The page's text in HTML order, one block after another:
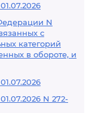
N
с
категорий
в обороте, и
N 272-